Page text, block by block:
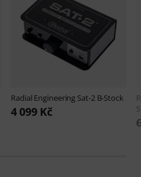
Radial Engineering Sat-2 B-Stock
4 099 Kč